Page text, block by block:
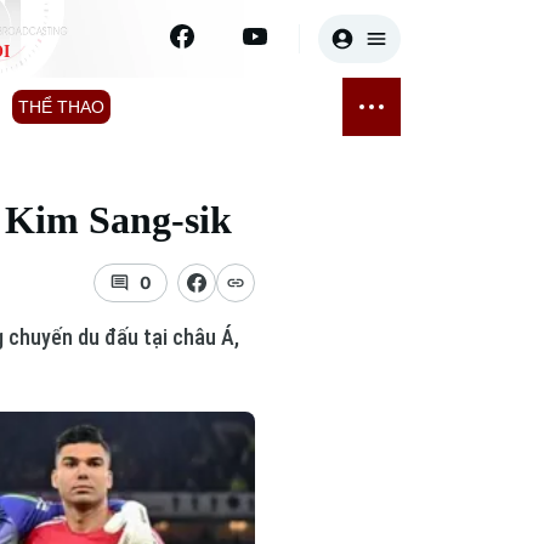
THỂ THAO
Quần vợt Sao
Điện ảnh
Thời trang
Sang-sik
0
du đấu tại châu Á,